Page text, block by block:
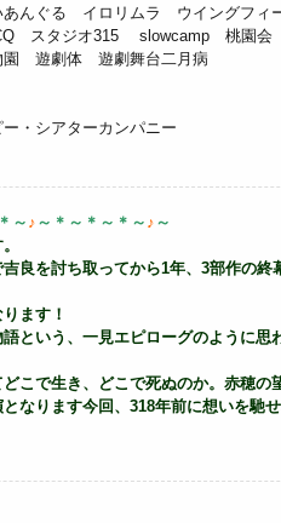
あんぐる イロリムラ ウイングフ
スタジオ315 slowcamp 桃園会
遊劇体 遊劇舞台二月病
・シアターカンパニー
～ ♪ ～＊～＊～＊～ ♪ ～
良を討ち取ってから1年、3部作の
ます！
という、一見エピローグのように思
こで生き、どこで死ぬのか。赤穂の
なります今回、318年前に想いを馳